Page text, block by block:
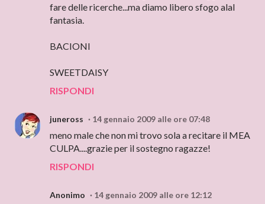
fare delle ricerche...ma diamo libero sfogo alal
fantasia.
BACIONI
SWEETDAISY
RISPONDI
juneross 14 gennaio 2009 alle ore 07:48
meno male che non mi trovo sola a recitare il MEA
CULPA....grazie per il sostegno ragazze!
RISPONDI
Anonimo 14 gennaio 2009 alle ore 12:12